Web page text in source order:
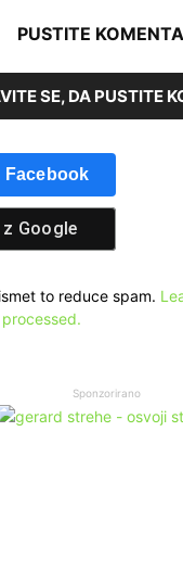
PUSTITE
SE, DA PUSTITE
Facebook
Google
to reduce spam.
Sponzorirano